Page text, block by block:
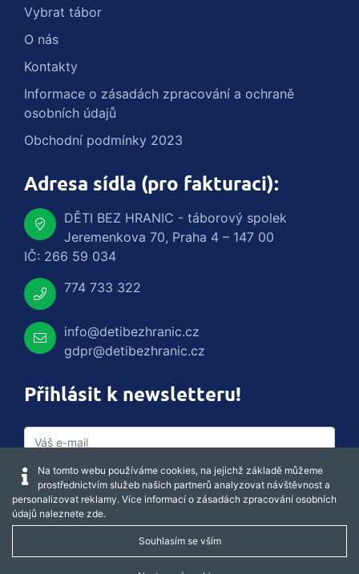
Vybrat tábor
O nás
Kontakty
Informace o zásadách zpracování a ochraně
osobních údajů
Obchodní podmínky 2023
Adresa sídla (pro fakturaci):
DĚTI BEZ HRANIC - táborový spolek
Jeremenkova 70, Praha 4 – 147 00
IČ: 266 59 034
774 733 322
info@detibezhranic.cz
gdpr@detibezhranic.cz
Přihlásit k newsletteru!
Captcha obnovit
Na tomto webu používáme cookies, na jejichž základě můžeme
prostřednictvím služeb našich partnerů analyzovat návštěvnost a
personalizovat reklamy. Více informací o zásadách zpracování osobních
údajů naleznete zde.
Souhlasím se vším